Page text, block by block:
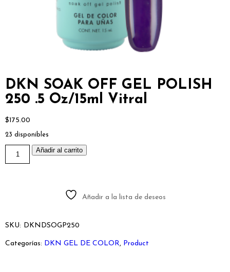
DKN SOAK OFF GEL POLISH
250 .5 Oz/15ml Vitral
$175.00
23 disponibles
DKN
SOAK
OFF
Añadir al carrito
Añadir a la lista de deseos
SKU: DKNDSOGP250
Categorías: DKN GEL DE COLOR, Product